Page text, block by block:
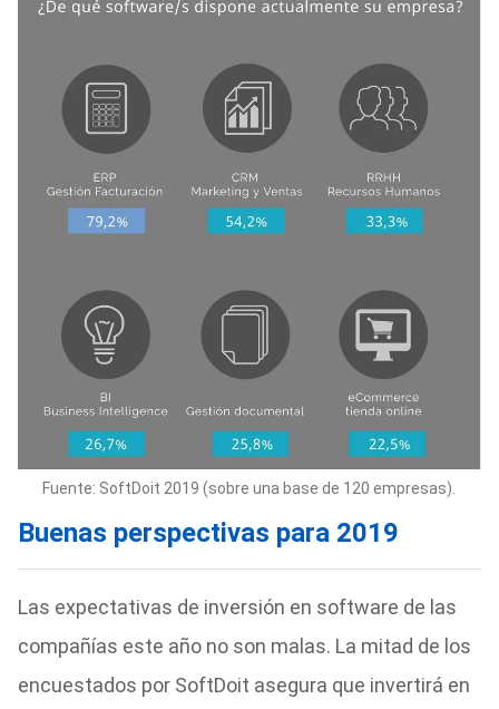
Fuente: SoftDoit 2019 (sobre una base de 120 empresas).
Buenas perspectivas para 2019
Las expectativas de inversión en software de las
compañías este año no son malas. La mitad de los
encuestados por SoftDoit asegura que invertirá en